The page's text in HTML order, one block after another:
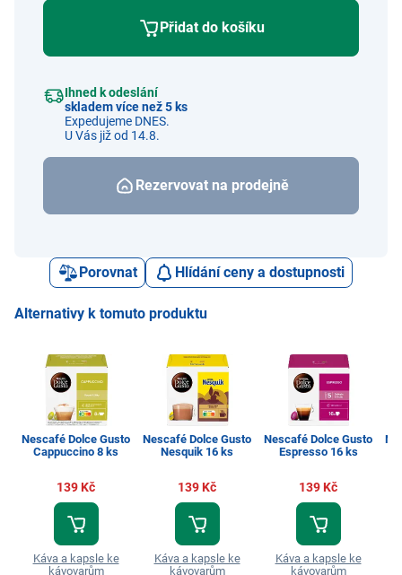
Přidat do košíku
Ihned k odeslání
skladem více než 5 ks
Expedujeme DNES.
U Vás již od 14.8.
Rezervovat na prodejně
Porovnat Hlídání ceny a dostupnosti
Alternativy k tomuto produktu
Nescafé Dolce Gusto
Cappuccino 8 ks
139 Kč
Káva a kapsle ke
kávovarům
Nescafé Dolce Gusto
Nesquik 16 ks
139 Kč
Káva a kapsle ke
kávovarům
Nescafé Dolce Gusto
Espresso 16 ks
139 Kč
Káva a kapsle ke
kávovarům